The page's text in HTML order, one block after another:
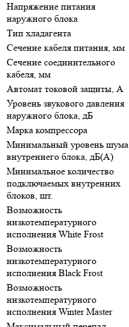
Напряжение питания
наружного блока
Тип хладагента
Сечение кабеля питания, мм
Сечение соединительного
кабеля, мм
Автомат токовой защиты, A
Уровень звукового давления
наружного блока, дБ
Марка компрессора
Минимальный уровень шума
внутреннего блока, дБ(А)
Минимальное количество
подключаемых внутренних
блоков, шт.
Возможность
низкотемпературного
исполнения White Frost
Возможность
низкотемпературного
исполнения Black Frost
Возможность
низкотемпературного
исполнения Winter Master